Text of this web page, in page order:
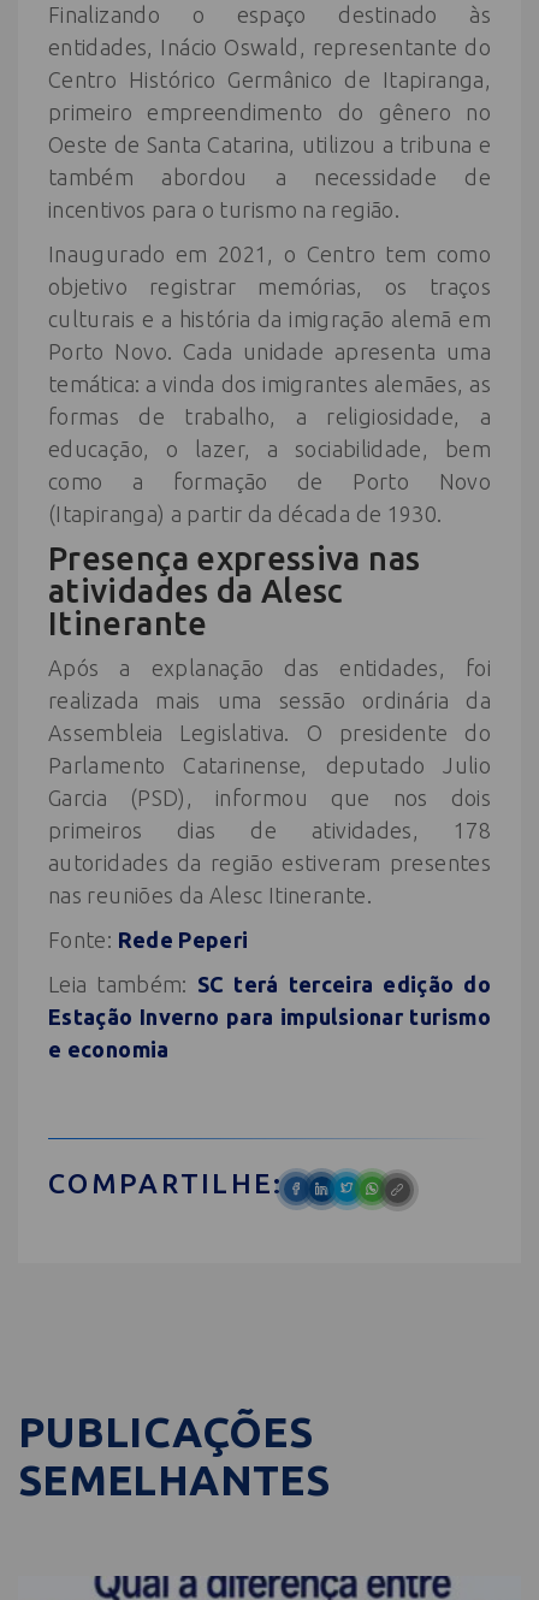
Finalizando o espaço destinado às
entidades, Inácio Oswald, representante do
Centro Histórico Germânico de Itapiranga,
primeiro empreendimento do gênero no
Oeste de Santa Catarina, utilizou a tribuna e
também abordou a necessidade de
incentivos para o turismo na região.
Inaugurado em 2021, o Centro tem como
objetivo registrar memórias, os traços
culturais e a história da imigração alemã em
Porto Novo. Cada unidade apresenta uma
temática: a vinda dos imigrantes alemães, as
formas de trabalho, a religiosidade, a
educação, o lazer, a sociabilidade, bem
como a formação de Porto Novo
(Itapiranga) a partir da década de 1930.
Presença expressiva nas
atividades da Alesc
Itinerante
Após a explanação das entidades, foi
realizada mais uma sessão ordinária da
Assembleia Legislativa. O presidente do
Parlamento Catarinense, deputado Julio
Garcia (PSD), informou que nos dois
primeiros dias de atividades, 178
autoridades da região estiveram presentes
nas reuniões da Alesc Itinerante.
Fonte: Rede Peperi
Leia também: SC terá terceira edição do
Estação Inverno para impulsionar turismo
e economia
COMPARTILHE:
PUBLICAÇÕES
SEMELHANTES